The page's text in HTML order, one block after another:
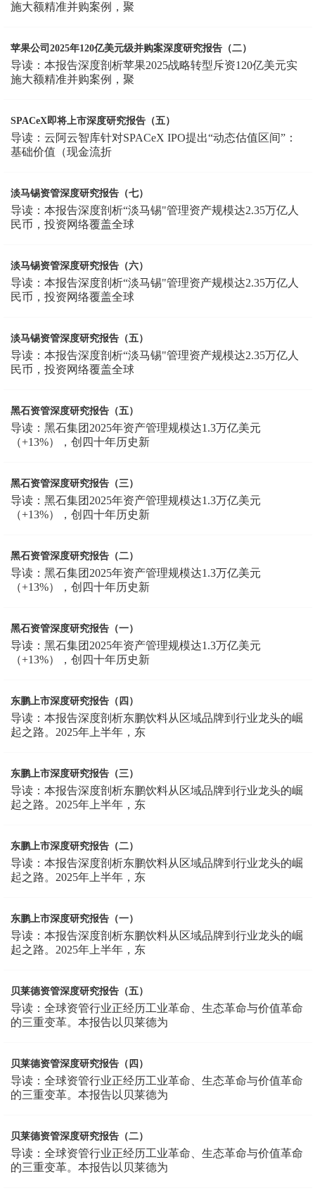
施大额精准并购案例，聚
苹果公司2025年120亿美元级并购案深度研究报告（二）
导读：本报告深度剖析苹果2025战略转型斥资120亿美元实
施大额精准并购案例，聚
SPACeX即将上市深度研究报告（五）
导读：云阿云智库针对SPACeX IPO提出“动态估值区间”：
基础价值（现金流折
淡马锡资管深度研究报告（七）
导读：本报告深度剖析“淡马锡"管理资产规模达2.35万亿人
民币，投资网络覆盖全球
淡马锡资管深度研究报告（六）
导读：本报告深度剖析“淡马锡"管理资产规模达2.35万亿人
民币，投资网络覆盖全球
淡马锡资管深度研究报告（五）
导读：本报告深度剖析“淡马锡"管理资产规模达2.35万亿人
民币，投资网络覆盖全球
黑石资管深度研究报告（五）
导读：黑石集团2025年资产管理规模达1.3万亿美元
（+13%），创四十年历史新
黑石资管深度研究报告（三）
导读：黑石集团2025年资产管理规模达1.3万亿美元
（+13%），创四十年历史新
黑石资管深度研究报告（二）
导读：黑石集团2025年资产管理规模达1.3万亿美元
（+13%），创四十年历史新
黑石资管深度研究报告（一）
导读：黑石集团2025年资产管理规模达1.3万亿美元
（+13%），创四十年历史新
东鹏上市深度研究报告（四）
导读：本报告深度剖析东鹏饮料从区域品牌到行业龙头的崛
起之路。2025年上半年，东
东鹏上市深度研究报告（三）
导读：本报告深度剖析东鹏饮料从区域品牌到行业龙头的崛
起之路。2025年上半年，东
东鹏上市深度研究报告（二）
导读：本报告深度剖析东鹏饮料从区域品牌到行业龙头的崛
起之路。2025年上半年，东
东鹏上市深度研究报告（一）
导读：本报告深度剖析东鹏饮料从区域品牌到行业龙头的崛
起之路。2025年上半年，东
贝莱德资管深度研究报告（五）
导读：全球资管行业正经历工业革命、生态革命与价值革命
的三重变革。本报告以贝莱德为
贝莱德资管深度研究报告（四）
导读：全球资管行业正经历工业革命、生态革命与价值革命
的三重变革。本报告以贝莱德为
贝莱德资管深度研究报告（二）
导读：全球资管行业正经历工业革命、生态革命与价值革命
的三重变革。本报告以贝莱德为